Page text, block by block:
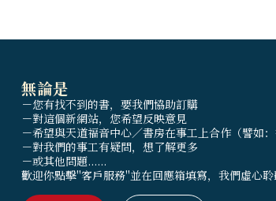
無論是
－您有找不到的書，要我們協助訂購
－對這個新網站，您希望反映意見
－希望與天道福音中心／書房在事工上合作（譬如
－對我們的事工有疑問，想了解更多
－或其他問題......
歡迎你點擊"客戶服務"並在回應箱填寫，我們虛心